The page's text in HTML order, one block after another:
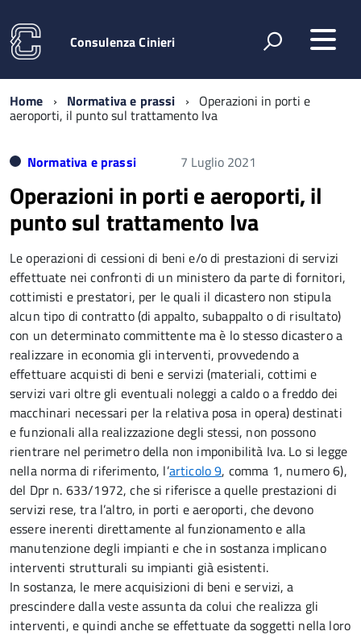
Consulenza Cinieri
Home Normativa e prassi Operazioni in porti e
aeroporti, il punto sul trattamento Iva
Normativa e prassi 7 Luglio 2021
Operazioni in porti e aeroporti, il
punto sul trattamento Iva
Le operazioni di cessioni di beni e/o di prestazioni di servizi
effettuate nei confronti di un ministero da parte di fornitori,
cottimisti e prestatori, per le quali il dicastero non stipula
alcun tipo di contratto (di appalto, subappalto o di risultato)
con un determinato committente ma è lo stesso dicastero a
realizzare in economia gli interventi, provvedendo a
effettuare acquisti di beni e servizi (materiali, cottimi e
servizi vari oltre gli eventuali noleggi a caldo o a freddo dei
macchinari necessari per la relativa posa in opera) destinati
e funzionali alla realizzazione degli stessi, non possono
rientrare nel perimetro della non imponibilità Iva. Lo si legge
nella norma di riferimento, l’articolo 9, comma 1, numero 6),
del Dpr n. 633/1972, che si riferisce a quelle prestazioni di
servizi rese, tra l’altro, in porti e aeroporti, che devono
essere inerenti direttamente al funzionamento e alla
manutenzione degli impianti e che in sostanza implicano
interventi strutturali su impianti già esistenti.
In sostanza, le mere acquisizioni di beni e servizi, a
prescindere dalla veste assunta da colui che realizza gli
interventi, e quindi anche se effettuate da soggetti nella loro